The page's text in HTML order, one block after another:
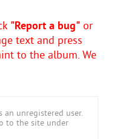
"Report a bug" or
text and press
to the album. We
an unregistered user.
to the site under